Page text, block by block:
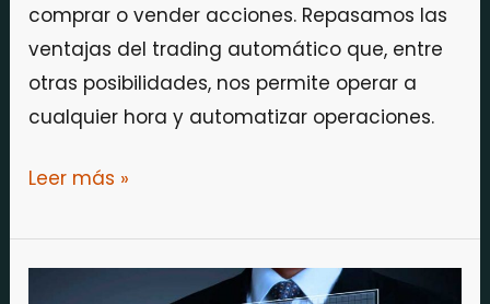
comprar o vender acciones. Repasamos las
ventajas del trading automático que, entre
otras posibilidades, nos permite operar a
cualquier hora y automatizar operaciones.
Leer más »